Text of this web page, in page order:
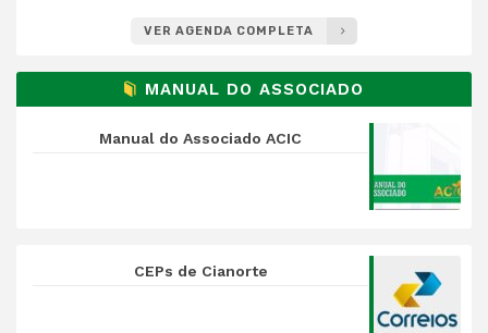
VER AGENDA COMPLETA
MANUAL DO ASSOCIADO
Manual do Associado ACIC
CEPs de Cianorte